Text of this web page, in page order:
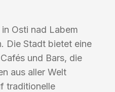
Osti nad Labem
Die Stadt bietet eine
und Bars, die
aus aller Welt
traditionelle